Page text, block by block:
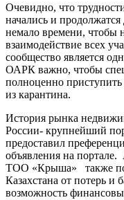
Очевидно, что
начались и
немало времени, чтобы
взаимодействие всех
сообщество является
ОАРК важно, чтобы
полноценно приступить
из карантина.
История рынка
России- крупнейший
предоставил
объявления на
ТОО «Крыша» также
Казахстана от потерь и
возможность